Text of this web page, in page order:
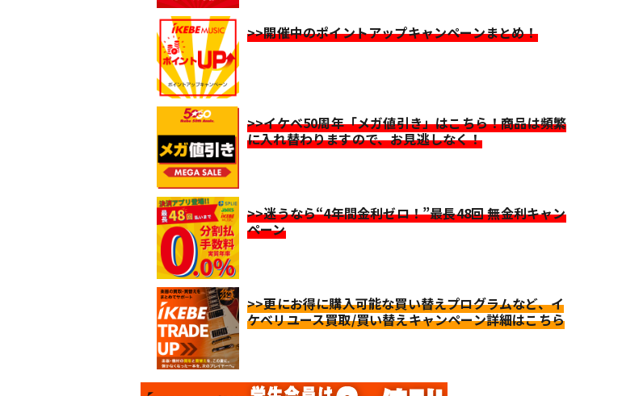
>>開催中のポイントアップキャンペーンまとめ！
>>イケベ50周年「メガ値引き」はこちら！商品は頻繁
に入れ替わりますので、お見逃しなく！
>>迷うなら“4年間金利ゼロ！”最長48回 無金利キャン
ペーン
>>更にお得に購入可能な買い替えプログラムなど、イ
ケベリユース買取/買い替えキャンペーン詳細はこちら